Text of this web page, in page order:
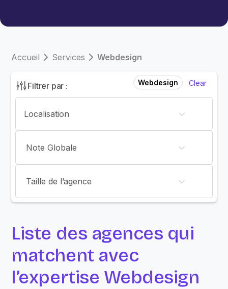
Accueil Services Webdesign
Filtrer par : Webdesign Clear
Note Globale
Taille de l’agence
Liste des agences qui
matchent avec
l’expertise Webdesign